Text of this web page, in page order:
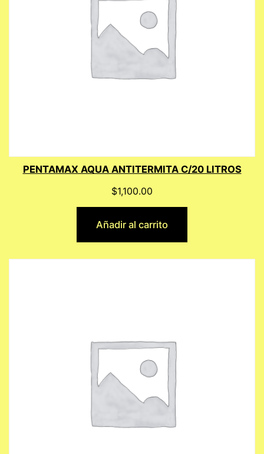
PENTAMAX AQUA ANTITERMITA C/20 LITROS
$1,100.00
Añadir al carrito